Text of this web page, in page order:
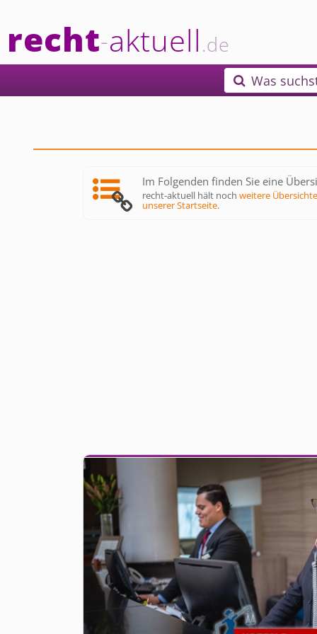
recht-aktuell.de
 Was
Im Folgenden finden Sie eine
recht-aktuell hält nochweitere
unserer Startseite.